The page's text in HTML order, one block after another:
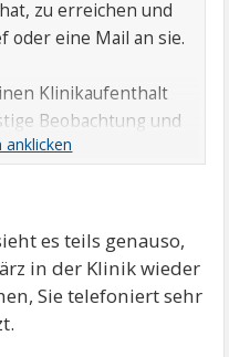
zu erreichen und
oder eine Mail an sie.
Klinikaufenthalt
Beobachtung und
und dir damit
genauso! Zu
erst recht!
Lücken und
es teils genauso,
in der Klinik wieder
Sie telefoniert sehr